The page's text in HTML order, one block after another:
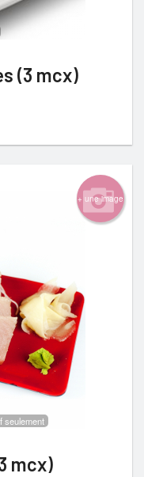
(3 mcx)
+ une image
seulement
mcx)